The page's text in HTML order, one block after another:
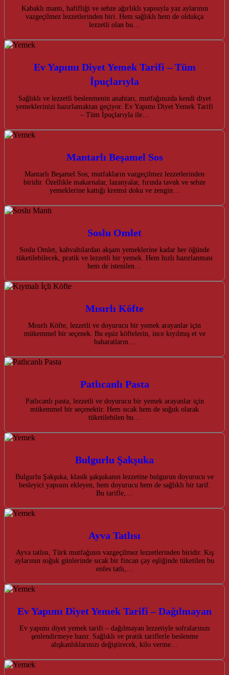
Kabaklı mantı, hafifliği ve sebze ağırlıklı yapısıyla yaz aylarının
vazgeçilmez lezzetlerinden biri. Hem sağlıklı hem de oldukça
lezzetli olan bu…
Ev Yapımı Diyet Yemek Tarifi – Tüm
İpuçlarıyla
Sağlıklı ve lezzetli beslenmenin anahtarı, mutfağınızda kendi diyet
yemeklerinizi hazırlamaktan geçiyor. Ev Yapımı Diyet Yemek Tarifi
– Tüm İpuçlarıyla ile…
Mantarlı Beşamel Sos
Mantarlı Beşamel Sos, mutfakların vazgeçilmez lezzetlerinden
biridir. Özellikle makarnalar, lazanyalar, fırında tavuk ve sebze
yemeklerine kattığı kremsi doku ve zengin…
Soslu Omlet
Soslu Omlet, kahvaltılardan akşam yemeklerine kadar her öğünde
tüketilebilecek, pratik ve lezzetli bir yemek. Hem hızlı hazırlanması
hem de istenilen…
Mısırlı Köfte
Mısırlı Köfte, lezzetli ve doyurucu bir yemek arayanlar için
mükemmel bir seçenek. Bu eşsiz köftelerin, ince kıyılmış et ve
baharatların…
Patlıcanlı Pasta
Patlıcanlı pasta, lezzetli ve doyurucu bir yemek arayanlar için
mükemmel bir seçenektir. Hem sıcak hem de soğuk olarak
tüketilebilen bu…
Bulgurlu Şakşuka
Bulgurlu Şakşuka, klasik şakşukanın lezzetine bulgurun doyurucu ve
besleyici yapısını ekleyen, hem doyurucu hem de sağlıklı bir tarif.
Bu tarifle,…
Ayva Tatlısı
Ayva tatlısı, Türk mutfağının vazgeçilmez lezzetlerinden biridir. Kış
aylarının soğuk günlerinde sıcak bir fincan çay eşliğinde tüketilen bu
enfes tatlı,…
Ev Yapımı Diyet Yemek Tarifi – Dağılmayan
Ev yapımı diyet yemek tarifi – dağılmayan lezzetiyle sofralarınızı
şenlendirmeye hazır. Sağlıklı ve pratik tariflerle beslenme
alışkanlıklarınızı değiştirecek, kilo verme…